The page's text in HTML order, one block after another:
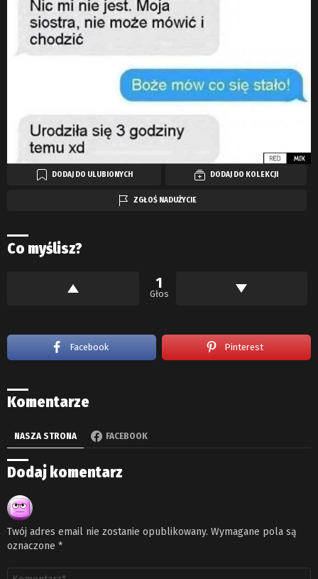
DODAJ DO ULUBIONYCH DODAJ DO KOLEKCJI
ZGŁOŚ NADUŻYCIE
Co myślisz?
1
Głos
Facebook Pinterest
Komentarze
NASZA STRONA FACEBOOK
Dodaj komentarz
Twój adres email nie zostanie opublikowany. Wymagane pola są
oznaczone *
Komentarz